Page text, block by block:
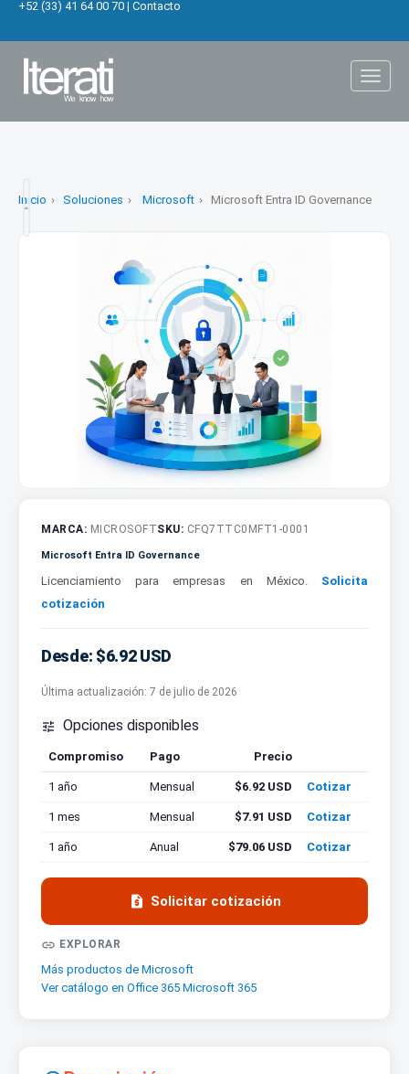
+52 (33) 41 64 00 70 | Contacto
Inicio Soluciones Microsoft Microsoft Entra ID Governance
MARCA: MICROSOFTSKU: CFQ7TTC0MFT1-0001
Microsoft Entra ID Governance
Licenciamiento para empresas en México. Solicita
cotización
Desde: $6.92 USD
Última actualización: 7 de julio de 2026
 Opciones disponibles
Compromiso Pago Precio
1 año
Mensual $6.92 USD Cotizar
1 mes Mensual $7.91 USD Cotizar
1 año Anual $79.06 USD Cotizar
 Solicitar cotización
 EXPLORAR
Más productos de Microsoft
Ver catálogo en Office 365 Microsoft 365